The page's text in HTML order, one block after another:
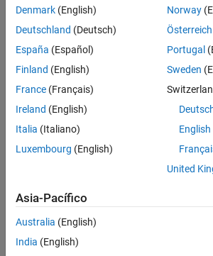
Denmark (English)
Deutschland (Deutsch)
España (Español)
Finland (English)
France (Français)
Ireland (English)
Italia (Italiano)
Luxembourg (English)
Norway
Österreich
Portugal
Sweden
English
United
Asia-Pacífico
Australia (English)
India (English)
Política de privacidad
Antipiratería
Información de contacto
© 1994-2026 The MathWorks, Inc.